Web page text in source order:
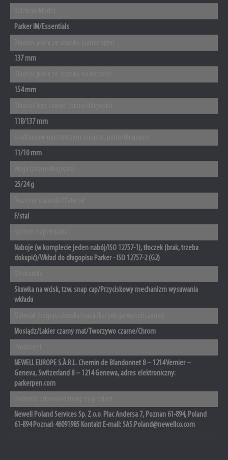
Parker IM/Essentials
137 mm
154 mm
118/137 mm
11/10 mm
25/24 g
F/stal
Naboje (w komplecie jeden nabój/ISO 12757-1), tłoczek (brak, trzeba
dokupić)/Wkład do długopisu Parker - ISO 12757-2 (G2)
Skuwka na wcisk, tzw. snap cap/Przyciskowy mechanizm wysuwania
wkładu
Mosiądz/Lakier czarny mat/Tworzywo czarne/Chrom
NEWELL EUROPE S.À.R.L. Chemin de Blandonnet 8 – 1214 Vernier –
Geneva, Switzerland 8 – 1214 Genewa, adres elektroniczny:
parkerpen.com
Newell Poland Services Sp. Z.o.o. Plac Andersa 7, Poznan 61-894, Poland
61-894 Poznań 46091985 Kontakt E-mail: SAS.Poland@newellco.com